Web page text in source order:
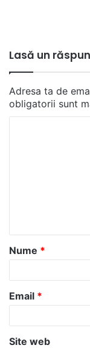
Lasă un
Adresa ta de
obligatorii sunt
a
r
*
Nume *
Email *
Site web